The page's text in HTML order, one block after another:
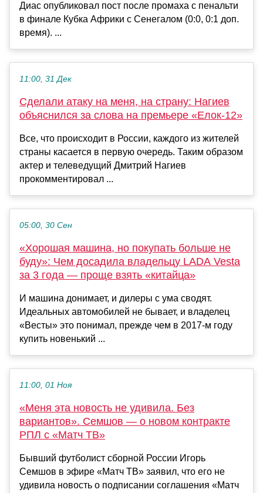
Диас опубликовал пост после промаха с пенальти
в финале Кубка Африки с Сенегалом (0:0, 0:1 доп.
время). ...
11:00, 31 Дек
Сделали атаку на меня, на страну: Нагиев
объяснился за слова на премьере «Елок-12»
Все, что происходит в России, каждого из жителей
страны касается в первую очередь. Таким образом
актер и телеведущий Дмитрий Нагиев
прокомментировал ...
05:00, 30 Сен
«Хорошая машина, но покупать больше не
буду»: Чем досадила владельцу LADA Vesta
за 3 года — проще взять «китайца»
И машина донимает, и дилеры с ума сводят.
Идеальных автомобилей не бывает, и владелец
«Весты» это понимал, прежде чем в 2017-м году
купить новенький ...
11:00, 01 Ноя
«Меня эта новость не удивила. Без
вариантов». Семшов — о новом контракте
РПЛ с «Матч ТВ»
Бывший футболист сборной России Игорь
Семшов в эфире «Матч ТВ» заявил, что его не
удивила новость о подписании соглашения «Матч